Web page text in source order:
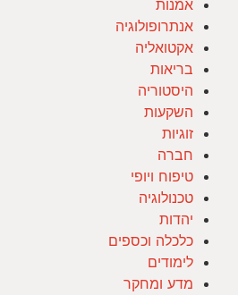
אמנות
אנתרופולוגיה
אקטואליה
בריאות
היסטוריה
השקעות
זוגיות
חברה
טיפוח ויופי
טכנולוגיה
יהדות
כלכלה וכספים
לימודים
מדע ומחקר